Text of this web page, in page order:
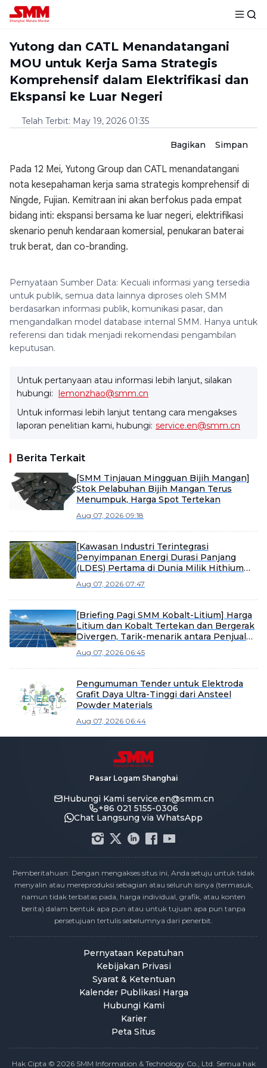
Yutong dan CATL Menandatangani
MOU untuk Kerja Sama Strategis
Komprehensif dalam Elektrifikasi dan
Ekspansi ke Luar Negeri
Telah Terbit: May 19, 2026 01:35
Bagikan Simpan
Pada 12 Mei, Yutong Group dan CATL menandatangani
nota kesepahaman kerja sama strategis komprehensif di
Ningde, Fujian. Kemitraan ini akan berfokus pada empat
bidang inti: ekspansi bersama ke luar negeri, elektrifikasi
skenario penuh kendaraan komersial, penukaran baterai
truk berat, dan co-branding.
Pernyataan Sumber Data: Kecuali informasi yang tersedia
untuk publik, semua data lainnya diproses oleh SMM
berdasarkan informasi publik, komunikasi pasar, dan
mengandalkan model database internal SMM. Hanya untuk
referensi dan tidak menjadi rekomendasi pengambilan
keputusan.
Untuk pertanyaan atau informasi lebih lanjut, silakan
hubungi: lemonzhao@smm.cn
Untuk informasi lebih lanjut tentang cara mengakses
laporan penelitian kami, hubungi: service.en@smm.cn
Berita Terkait
[SMM Tinjauan Mingguan Bijih Mangan]
Stok Pelabuhan Bijih Mangan Terus
Menumpuk, Harga Spot Tertekan
Aug 07, 2026 09:18
[Kawasan Industri Terintegrasi
Penyimpanan Energi Durasi Panjang
(LDES) Pertama di Dunia Milik Hithium
Aug 07, 2026 07:47
[Briefing Pagi SMM Kobalt-Litium] Harga
Litium dan Kobalt Tertekan dan Bergerak
Divergen, Tarik-menarik antara Penjual
Pasar Material
Aug 07, 2026 06:45
Pengumuman Tender untuk Elektroda
Grafit Daya Ultra-Tinggi dari Ansteel
Powder Materials
Aug 07, 2026 06:44
Pasar Logam Shanghai
Hubungi Kami service.en@smm.cn
+86 021 5155-0306
Chat Langsung via WhatsApp
Pemberitahuan: Dengan mengakses situs ini, Anda setuju untuk tidak
menyalin atau mereproduksi sebagian atau seluruh isinya (termasuk,
namun tidak terbatas pada, harga individual, grafik, atau konten
berita) dalam bentuk apa pun atau untuk tujuan apa pun tanpa
persetujuan tertulis sebelumnya dari penerbit.
Pernyataan Kepatuhan
Kebijakan Privasi
Syarat & Ketentuan
Kalender Publikasi Harga
Hubungi Kami
Karier
Peta Situs
Hak Cipta © 2026 SMM Information & Technology Co., Ltd. Semua hak